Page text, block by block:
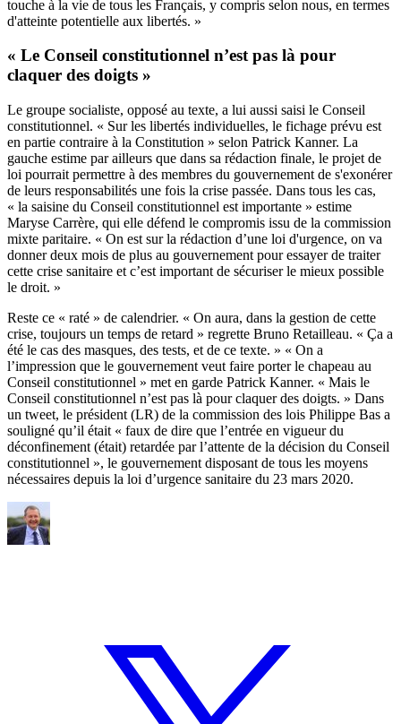
touche à la vie de tous les Français, y compris selon nous, en termes
d'atteinte potentielle aux libertés. »
« Le Conseil constitutionnel n’est pas là pour
claquer des doigts »
Le groupe socialiste, opposé au texte, a lui aussi saisi le Conseil
constitutionnel. « Sur les libertés individuelles, le fichage prévu est
en partie contraire à la Constitution » selon Patrick Kanner. La
gauche estime par ailleurs que dans sa rédaction finale, le projet de
loi pourrait permettre à des membres du gouvernement de s'exonérer
de leurs responsabilités une fois la crise passée. Dans tous les cas,
« la saisine du Conseil constitutionnel est importante » estime
Maryse Carrère, qui elle défend le compromis issu de la commission
mixte paritaire. « On est sur la rédaction d’une loi d'urgence, on va
donner deux mois de plus au gouvernement pour essayer de traiter
cette crise sanitaire et c’est important de sécuriser le mieux possible
le droit. »
Reste ce « raté » de calendrier. « On aura, dans la gestion de cette
crise, toujours un temps de retard » regrette Bruno Retailleau. « Ça a
été le cas des masques, des tests, et de ce texte. » « On a
l’impression que le gouvernement veut faire porter le chapeau au
Conseil constitutionnel » met en garde Patrick Kanner. « Mais le
Conseil constitutionnel n’est pas là pour claquer des doigts. » Dans
un tweet, le président (LR) de la commission des lois Philippe Bas a
souligné qu’il était « faux de dire que l’entrée en vigueur du
déconfinement (était) retardée par l’attente de la décision du Conseil
constitutionnel », le gouvernement disposant de tous les moyens
nécessaires depuis la loi d’urgence sanitaire du 23 mars 2020.